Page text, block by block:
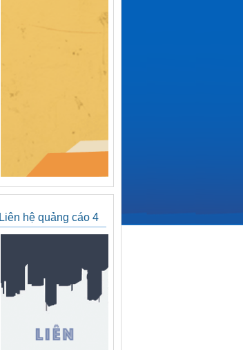
Liên hệ quảng cáo 4